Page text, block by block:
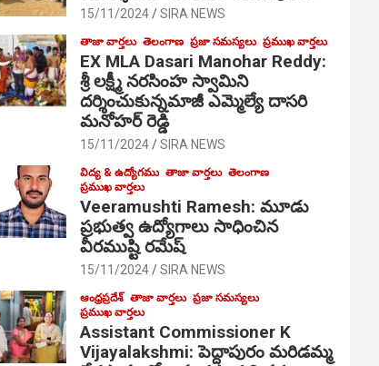
15/11/2024 SIRA NEWS
తాజా వార్తలు తెలంగాణ ప్రజా సమస్యలు ప్రముఖ వార్తలు
EX MLA Dasari Manohar Reddy:
శ్రీ లక్ష్మీ నరసింహ స్వామిని
దర్శించుకున్నమాజీ ఎమ్మెల్యే దాసరి
మనోహర్ రెడ్డి
15/11/2024 SIRA NEWS
విద్య & ఉద్యోగము తాజా వార్తలు తెలంగాణ
ప్రముఖ వార్తలు
Veeramushti Ramesh: మూడు
ప్రభుత్వ ఉద్యోగాలు సాధించిన
వీరముష్టి రమేష్
15/11/2024 SIRA NEWS
ఆంధ్రప్రదేశ్ తాజా వార్తలు ప్రజా సమస్యలు
ప్రముఖ వార్తలు
Assistant Commissioner K
Vijayalakshmi: పెద్దాపురం మరిడమ్మ